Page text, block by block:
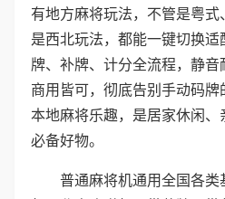
有地方麻将玩法，不管是粤
是西北玩法，都能一键切换
牌、补牌、计分全流程，静
商用皆可，彻底告别手动码
本地麻将乐趣，是居家休闲
必备好物。
普通麻将机通用全国各